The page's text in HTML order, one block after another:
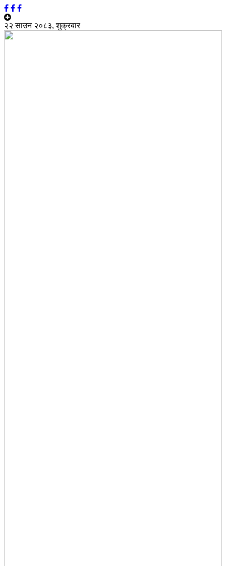
२२ साउन २०८३, शुक्रबार